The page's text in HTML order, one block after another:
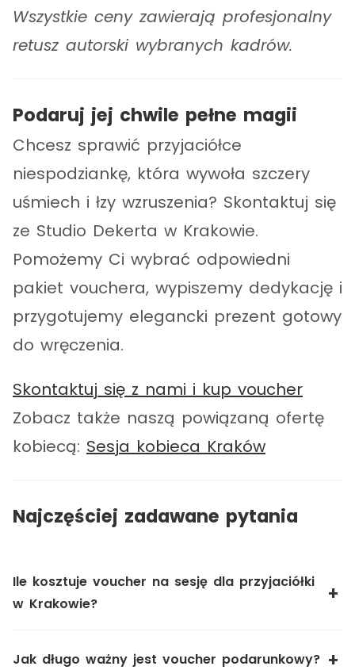
Wszystkie ceny zawierają profesjonalny
retusz autorski wybranych kadrów.
Podaruj jej chwile pełne magii
Chcesz sprawić przyjaciółce
niespodziankę, która wywoła szczery
uśmiech i łzy wzruszenia? Skontaktuj się
ze Studio Dekerta w Krakowie.
Pomożemy Ci wybrać odpowiedni
pakiet vouchera, wypiszemy dedykację i
przygotujemy elegancki prezent gotowy
do wręczenia.
Skontaktuj się z nami i kup voucher
Zobacz także naszą powiązaną ofertę
kobiecą: Sesja kobieca Kraków
Najczęściej zadawane pytania
Ile kosztuje voucher na sesję dla przyjaciółki
w Krakowie?
Jak długo ważny jest voucher podarunkowy?